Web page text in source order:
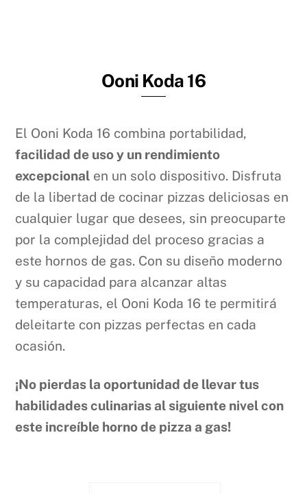
Ooni Koda 16
El Ooni Koda 16 combina portabilidad,
facilidad de uso y un rendimiento
excepcional en un solo dispositivo. Disfruta
de la libertad de cocinar pizzas deliciosas en
cualquier lugar que desees, sin preocuparte
por la complejidad del proceso gracias a
este hornos de gas. Con su diseño moderno
y su capacidad para alcanzar altas
temperaturas, el Ooni Koda 16 te permitirá
deleitarte con pizzas perfectas en cada
ocasión.
¡No pierdas la oportunidad de llevar tus
habilidades culinarias al siguiente nivel con
este increíble horno de pizza a gas!